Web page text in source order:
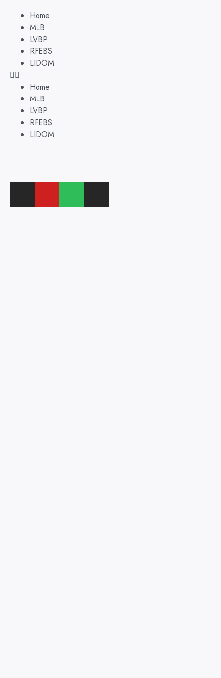
Home
MLB
LVBP
RFEBS
LIDOM
Home
MLB
LVBP
RFEBS
LIDOM